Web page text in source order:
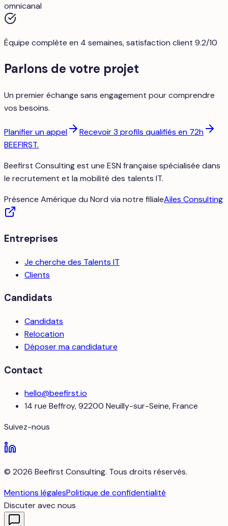
omnicanal
Équipe complète en 4 semaines, satisfaction client 9.2/10
Parlons de votre projet
Un premier échange sans engagement pour comprendre
vos besoins.
Planifier un appel
Recevoir 3 profils qualifiés en 72h
BEEFIRST.
Beefirst Consulting est une ESN française spécialisée dans
le recrutement et la mobilité des talents IT.
Présence Amérique du Nord via notre filialeAiles Consulting
Entreprises
Je cherche des Talents IT
Clients
Candidats
Candidats
Relocation
Déposer ma candidature
Contact
hello@beefirst.io
14 rue Beffroy, 92200 Neuilly-sur-Seine, France
Suivez-nous
© 2026 Beefirst Consulting. Tous droits réservés.
Mentions légalesPolitique de confidentialité
Discuter avec nous